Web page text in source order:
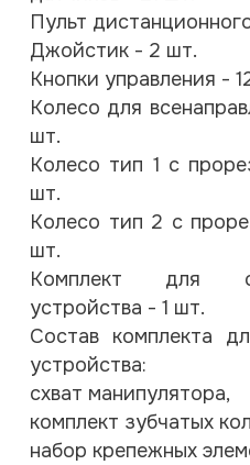
Пульт
Джойстик - 2 шт.
Кнопки управления -
Колесо для
шт.
Колесо тип 1 с
шт.
Колесо тип 2 с
шт.
Комплект для
устройства - 1 шт.
Состав комплекта
устройства:
схват манипулятора,
комплект зубчатых
набор крепежных